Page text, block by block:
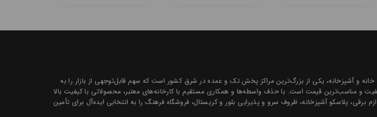
جهیزیه و لوازم خانه و آشپزخانه، یکی از بزرگ‌ترین مراکز پخش تک و عمده در شرق کشور است که سهم قابل‌توجهی از بازار را به
و مناسب‌ترین قیمت است. با حذف واسطه‌ها و همکاری مستقیم با کارخانه‌های معتبر، محصولاتی با کیفیت بالا
مجموعه‌ای جامع با بیش از ۸۰۰۰ قلم کالا شامل لوازم برقی، پلاسکو آشپزخانه، ظروف سرو و پذیرایی بلور و کریستال، فروشگاه فرهنگ را به انتخابی ایده‌آل برای تأمین